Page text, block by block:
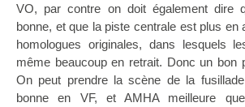
VO, par contre on doit également dire
bonne, et que la piste centrale est plus en
homologues originales, dans lesquels
même beaucoup en retrait. Donc un bon
On peut prendre la scène de la
bonne en VF, et AMHA meilleure